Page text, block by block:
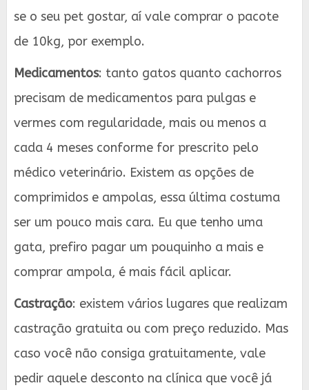
se o seu pet gostar, aí vale comprar o pacote
de 10kg, por exemplo.
Medicamentos: tanto gatos quanto cachorros
precisam de medicamentos para pulgas e
vermes com regularidade, mais ou menos a
cada 4 meses conforme for prescrito pelo
médico veterinário. Existem as opções de
comprimidos e ampolas, essa última costuma
ser um pouco mais cara. Eu que tenho uma
gata, prefiro pagar um pouquinho a mais e
comprar ampola, é mais fácil aplicar.
Castração: existem vários lugares que realizam
castração gratuita ou com preço reduzido. Mas
caso você não consiga gratuitamente, vale
pedir aquele desconto na clínica que você já